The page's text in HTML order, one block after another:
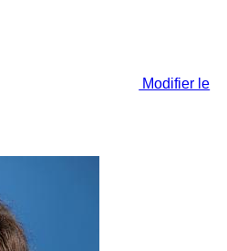
Modifier le